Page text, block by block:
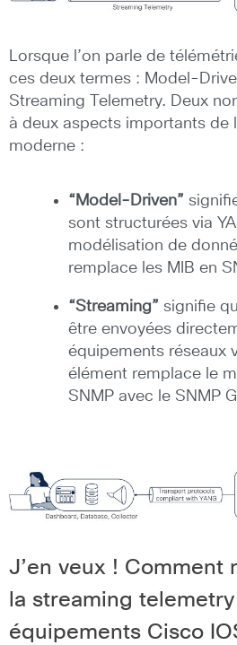
Lorsque l’on parle de
ces deux termes : Model-
Streaming Telemetry. Deux
à deux aspects importants de
moderne :
“Model-Driven”
sont structurées via
modélisation de
remplace les MIB en
“Streaming” signifie
être envoyées
équipements réseaux
élément remplace le
SNMP avec le SNMP
J’en veux ! Comment
la streaming
équipements Cisco